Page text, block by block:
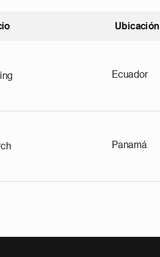
ascendente
Ubicación
Ecuador
Panamá